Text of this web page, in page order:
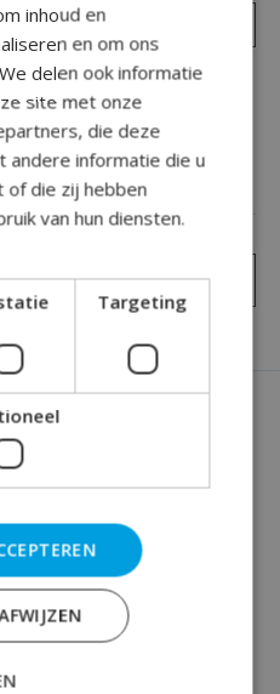
Je beoordeling toevoegen
inhoud en
en om ons
delen ook informatie
site met onze
die deze
andere informatie die u
of die zij hebben
van hun diensten.
Targeting